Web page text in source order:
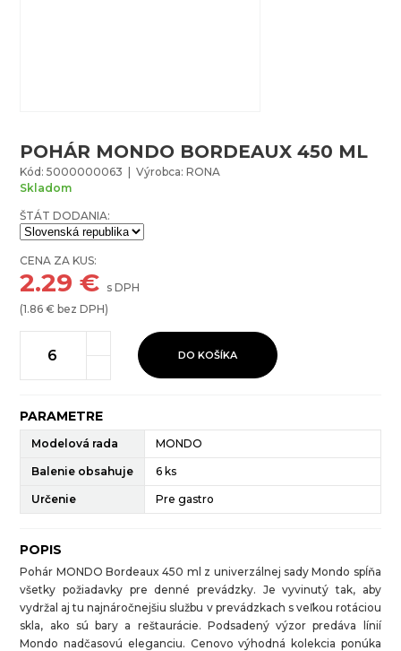
POHÁR MONDO BORDEAUX 450 ML
Kód: 5000000063 | Výrobca: RONA
Skladom
ŠTÁT DODANIA:
CENA ZA KUS:
2.29 € s DPH
(1.86 € bez DPH)
DO KOŠÍKA
PARAMETRE
Modelová rada MONDO
Balenie obsahuje 6 ks
Určenie Pre gastro
POPIS
Pohár MONDO Bordeaux 450 ml z univerzálnej sady Mondo spĺňa
všetky požiadavky pre denné prevádzky. Je vyvinutý tak, aby
vydržal aj tu najnáročnejšiu službu v prevádzkach s veľkou rotáciou
skla, ako sú bary a reštaurácie. Podsadený výzor predáva línií
Mondo nadčasovú eleganciu. Cenovo výhodná kolekcia ponúka